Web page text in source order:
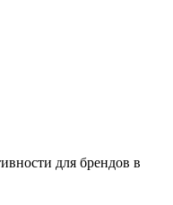
для брендов в